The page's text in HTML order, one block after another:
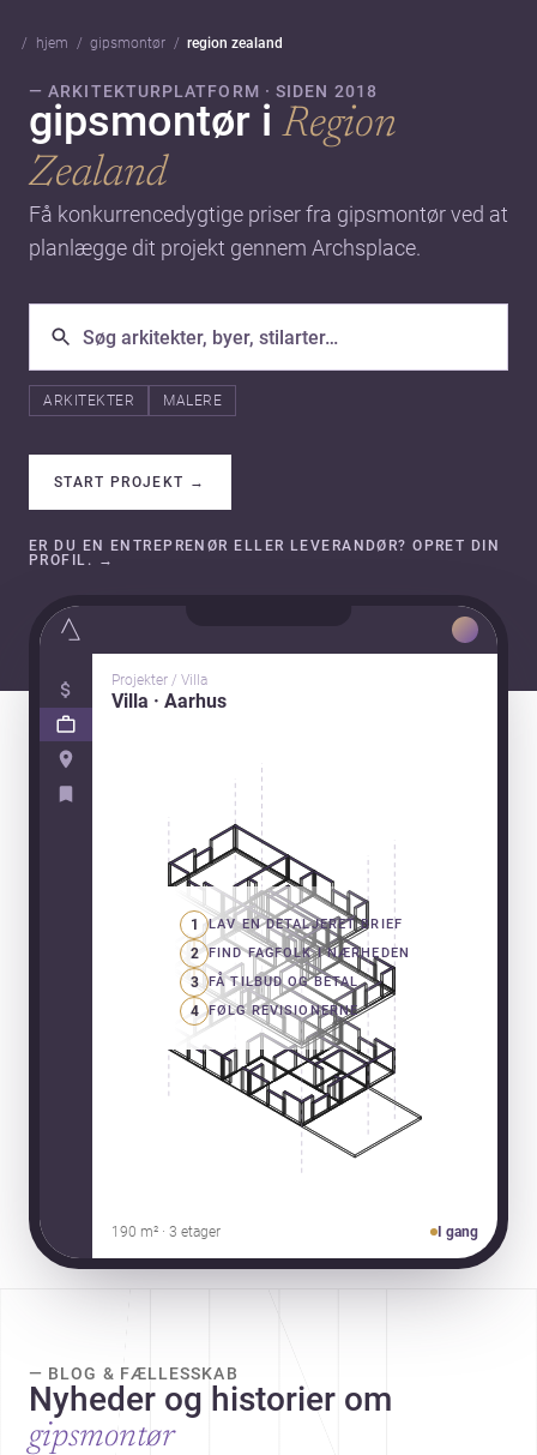
hjem gipsmontør region zealand
— ARKITEKTURPLATFORM · SIDEN 2018
gipsmontør iRegion
Zealand
Få konkurrencedygtige priser fra gipsmontør ved at
planlægge dit projekt gennem Archsplace.
ARKITEKTER MALERE
START PROJEKT →
ER DU EN ENTREPRENØR ELLER LEVERANDØR? OPRET DIN
PROFIL.
→
Projekter / Villa
Villa · Aarhus
1 LAV EN DETALJERET BRIEF
2 FIND FAGFOLK I NÆRHEDEN
3 FÅ TILBUD OG BETAL
4 FØLG REVISIONERNE
190 m² · 3 etager I gang
— BLOG & FÆLLESSKAB
Nyheder og historier om
gipsmontør